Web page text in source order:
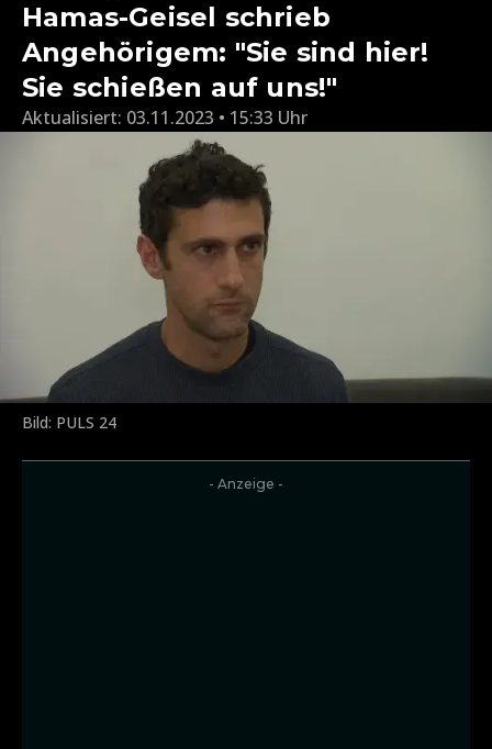
Hamas-Geisel schrieb
Angehörigem: "Sie sind hier!
Sie schießen auf uns!"
Aktualisiert: 03.11.2023 • 15:33 Uhr
Bild: PULS 24
- Anzeige -